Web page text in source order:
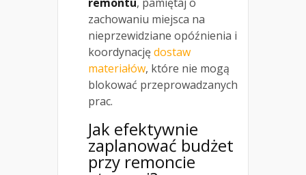
zachowaniu miejsca na
nieprzewidziane opóźnienia i
koordynacjędostaw
materiałów, które nie mogą
blokować przeprowadzanych
prac.
Jak efektywnie
zaplanować budżet
przy remoncie